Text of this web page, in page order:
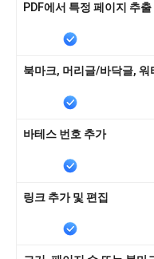
PDF에서 특정 페이지 추출
북마크, 머리글/바닥글, 워
바테스 번호 추가
링크 추가 및 편집